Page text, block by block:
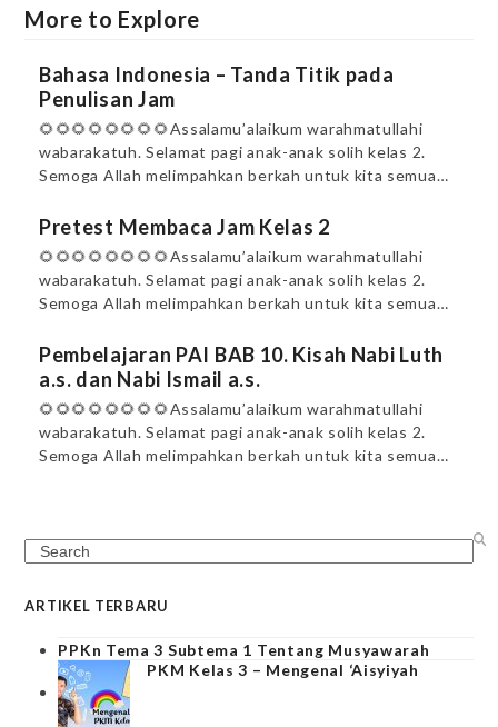
More to Explore
Bahasa Indonesia – Tanda Titik pada
Penulisan Jam
🌻🌻🌻🌻🌻🌻🌻🌻Assalamu’alaikum warahmatullahi
wabarakatuh. Selamat pagi anak-anak solih kelas 2.
Semoga Allah melimpahkan berkah untuk kita semua…
Pretest Membaca Jam Kelas 2
🌻🌻🌻🌻🌻🌻🌻🌻Assalamu’alaikum warahmatullahi
wabarakatuh. Selamat pagi anak-anak solih kelas 2.
Semoga Allah melimpahkan berkah untuk kita semua…
Pembelajaran PAI BAB 10. Kisah Nabi Luth
a.s. dan Nabi Ismail a.s.
🌻🌻🌻🌻🌻🌻🌻🌻Assalamu’alaikum warahmatullahi
wabarakatuh. Selamat pagi anak-anak solih kelas 2.
Semoga Allah melimpahkan berkah untuk kita semua…
Search
ARTIKEL TERBARU
PPKn Tema 3 Subtema 1 Tentang Musyawarah
PKM Kelas 3 – Mengenal ‘Aisyiyah